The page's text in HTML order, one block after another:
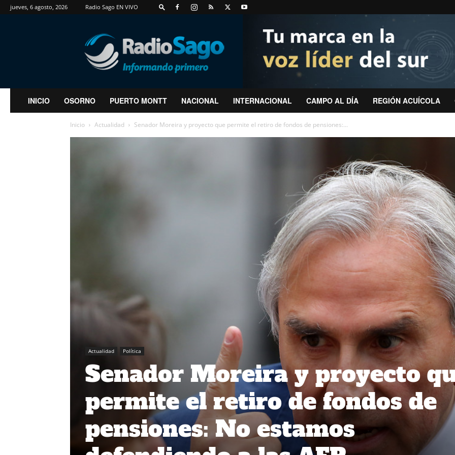
jueves, 6 agosto, 2026 Radio Sago EN VIVO
RadioSago
INICIO OSORNO PUERTO MONTT NACIONAL INTERNACIONAL CAMPO AL DÍA REGIÓN ACUÍCOLA
Inicio Actualidad Senador Moreira y proyecto que permite el retiro de fondos de pensiones:...
Actualidad Política
Senador Moreira y proyecto
permite el retiro de fondos de
pensiones: No estamos